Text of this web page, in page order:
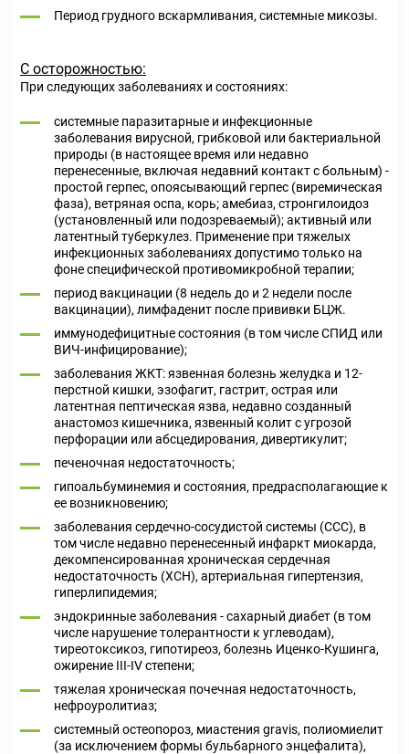
Период грудного вскармливания, системные микозы.
С осторожностью:
При следующих заболеваниях и состояниях:
системные паразитарные и инфекционные
заболевания вирусной, грибковой или бактериальной
природы (в настоящее время или недавно
перенесенные, включая недавний контакт с больным) -
простой герпес, опоясывающий герпес (виремическая
фаза), ветряная оспа, корь; амебиаз, стронгилоидоз
(установленный или подозреваемый); активный или
латентный туберкулез. Применение при тяжелых
инфекционных заболеваниях допустимо только на
фоне специфической противомикробной терапии;
период вакцинации (8 недель до и 2 недели после
вакцинации), лимфаденит после прививки БЦЖ.
иммунодефицитные состояния (в том числе СПИД или
ВИЧ-инфицирование);
заболевания ЖКТ: язвенная болезнь желудка и 12-
перстной кишки, эзофагит, гастрит, острая или
латентная пептическая язва, недавно созданный
анастомоз кишечника, язвенный колит с угрозой
перфорации или абсцедирования, дивертикулит;
печеночная недостаточность;
гипоальбуминемия и состояния, предрасполагающие к
ее возникновению;
заболевания сердечно-сосудистой системы (ССС), в
том числе недавно перенесенный инфаркт миокарда,
декомпенсированная хроническая сердечная
недостаточность (ХСН), артериальная гипертензия,
гиперлипидемия;
эндокринные заболевания - сахарный диабет (в том
числе нарушение толерантности к углеводам),
тиреотоксикоз, гипотиреоз, болезнь Иценко-Кушинга,
ожирение III-IV степени;
тяжелая хроническая почечная недостаточность,
нефроуролитиаз;
системный остеопороз, миастения gravis, полиомиелит
(за исключением формы бульбарного энцефалита),